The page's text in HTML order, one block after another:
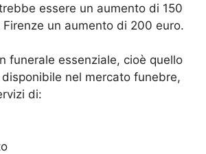
essere un aumento di 150
un aumento di 200 euro.
funerale essenziale, cioè quello
nel mercato funebre,
di: